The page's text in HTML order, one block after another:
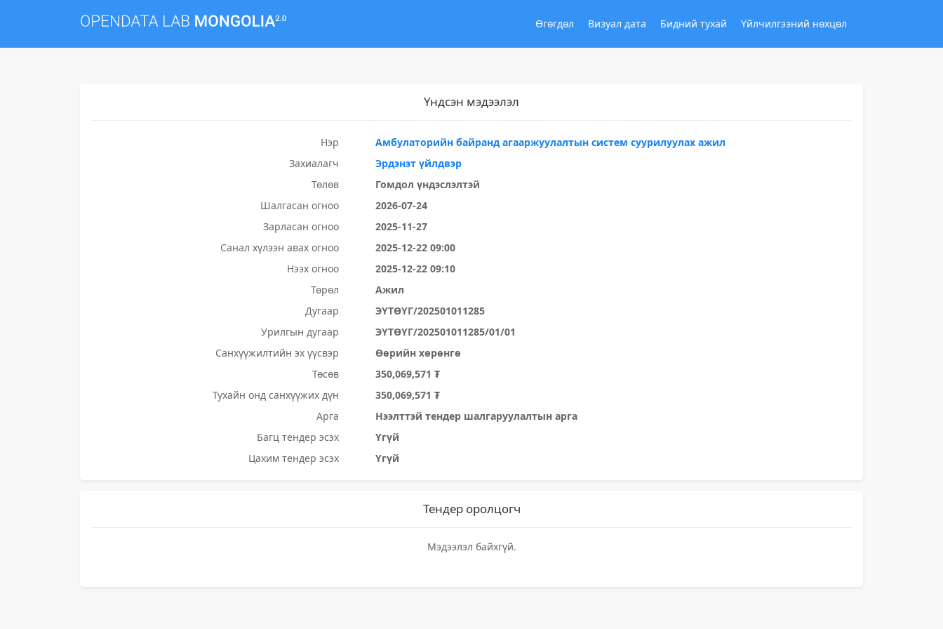
Өгөгдөл Визуал дата Бидний тухай Үйлчилгээний нөхцөл
Үндсэн мэдээлэл
Нэр
Амбулаторийн байранд агааржуулалтын систем суурилуулах ажил
Захиалагч
Эрдэнэт үйлдвэр
Төлөв
Гомдол үндэслэлтэй
Шалгасан огноо
2026-07-24
Зарласан огноо
2025-11-27
Санал хүлээн авах огноо
2025-12-22 09:00
Нээх огноо
2025-12-22 09:10
Төрөл
Ажил
Дугаар
ЭҮТӨҮГ/202501011285
Урилгын дугаар
ЭҮТӨҮГ/202501011285/01/01
Санхүүжилтийн эх үүсвэр
Өөрийн хөрөнгө
Төсөв
350,069,571 ₮
Тухайн онд санхүүжих дүн
350,069,571 ₮
Арга
Нээлттэй тендер шалгаруулалтын арга
Багц тендер эсэх
Үгүй
Цахим тендер эсэх
Үгүй
Тендер оролцогч
Мэдээлэл байхгүй.